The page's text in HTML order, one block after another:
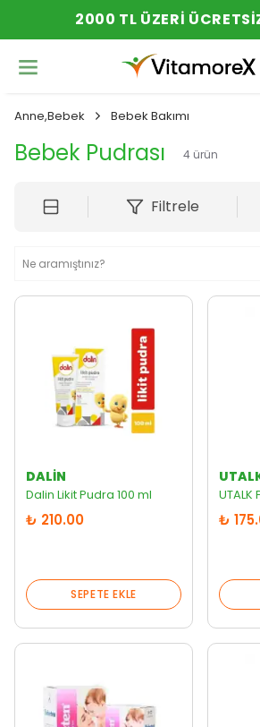
2000 TL ÜZERI
Anne,Bebek Bebek Bakımı
Bebek Pudrası 4 ürün
Filtrele
DALIN
Dalin Likit Pudra 100 ml
₺ 210.00
SEPETE EKLE
UTALK
₺